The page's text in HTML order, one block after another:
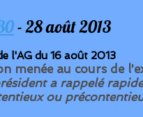
- 28 août 2013
l'AG du 16 août 2013
menée au cours de
a rappelé
ou